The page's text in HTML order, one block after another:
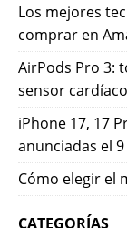
Los mejores
comprar en
AirPods Pro 3:
sensor cardíaco
iPhone 17, 17
anunciadas el
Cómo elegir el
CATEGORÍAS